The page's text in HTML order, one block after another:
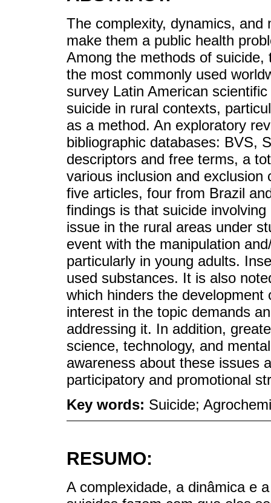
The complexity, dynamics, and
make them a public health
Among the methods of
the most commonly used
survey Latin American
suicide in rural contexts,
as a method. An exploratory
bibliographic databases: BVS,
descriptors and free terms, a
various inclusion and
five articles, four from Brazil
findings is that suicide
issue in the rural areas under
event with the manipulation
particularly in young adults.
used substances. It is also
which hinders the
interest in the topic demands
addressing it. In addition,
science, technology, and
awareness about these issues
participatory and promotional
Key words: Suicide;
RESUMO:
A complexidade, a dinâmica e